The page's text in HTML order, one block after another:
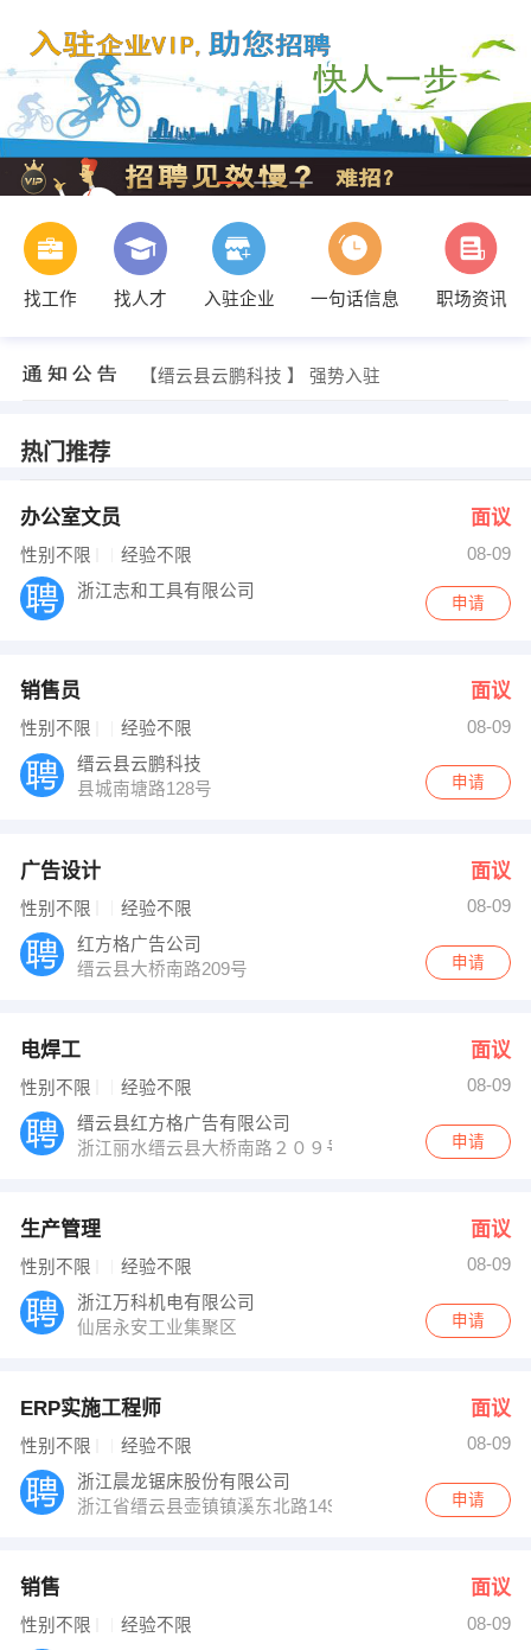
找工作 找人才 入驻企业 一句话信息
职场资讯
【缙云县云鹏科技 】 强势入驻
胡小姐 发布 [生产管理 ] 招聘信息
【陈术梅】 强势入驻
热门推荐
办公室文员 面议
性别不限 经验不限
08-09
浙江志和工具有限公司
申请
销售员 面议
性别不限 经验不限
08-09
缙云县云鹏科技
县城南塘路128号
申请
广告设计 面议
性别不限 经验不限
08-09
红方格广告公司
缙云县大桥南路209号
申请
电焊工 面议
性别不限 经验不限
08-09
缙云县红方格广告有限公司
浙江丽水缙云县大桥南路２０９号
申请
生产管理 面议
性别不限 经验不限
08-09
浙江万科机电有限公司
仙居永安工业集聚区
申请
ERP实施工程师 面议
性别不限 经验不限
08-09
浙江晨龙锯床股份有限公司
浙江省缙云县壶镇镇溪东北路149号
申请
销售 面议
性别不限 经验不限
08-09